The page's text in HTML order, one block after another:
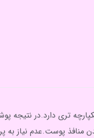
تری دارد.در نتیجه
پوست.عدم نیاز به